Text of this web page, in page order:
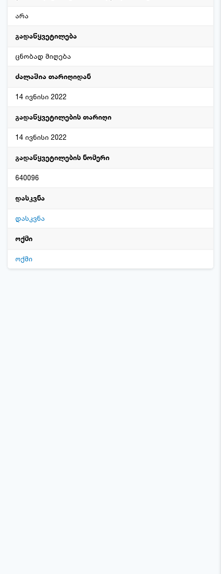
არა
გადაწყვეტილება
ცნობად მიღება
ძალაშია თარიღიდან
14 ივნისი 2022
გადაწყვეტილების თარიღი
14 ივნისი 2022
გადაწყვეტილების ნომერი
640096
დასკვნა
დასკვნა
ოქმი
ოქმი